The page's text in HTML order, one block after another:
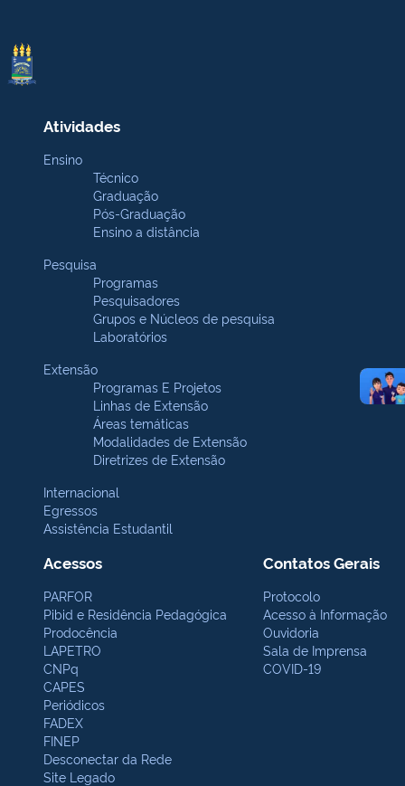
Atividades
Ensino
Técnico
Graduação
Pós-Graduação
Ensino a distância
Pesquisa
Programas
Pesquisadores
Grupos e Núcleos de pesquisa
Laboratórios
Extensão
Programas E Projetos
Linhas de Extensão
Áreas temáticas
Modalidades de Extensão
Diretrizes de Extensão
Internacional
Egressos
Assistência Estudantil
Acessos
PARFOR
Pibid e Residência Pedagógica
Prodocência
LAPETRO
CNPq
CAPES
Periódicos
FADEX
FINEP
Desconectar da Rede
Site Legado
Contatos Gerais
Protocolo
Acesso à Informação
Ouvidoria
Sala de Imprensa
COVID-19